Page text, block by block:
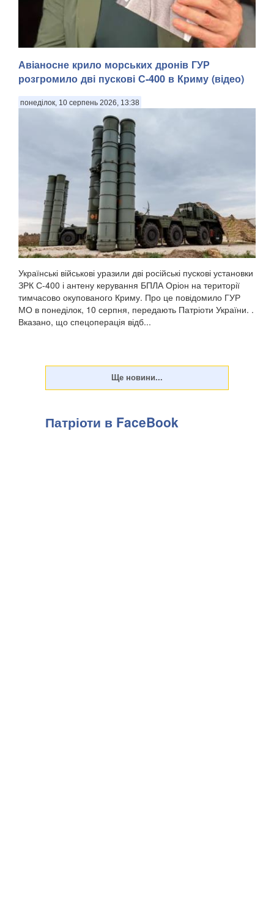
Колишній чемпіон світу у надважкій вазі Володимир Кличко
представив у Львові перші примірники україномовного
видання книги «FACE the Challenge», яку він створив у
співавторстві з Тетяною Кіль, зазначають Патріоти України.
. «Я дуже радий, що «FACE the...
Авіаносне крило морських дронів ГУР
розгромило дві пускові С-400 в Криму (відео)
понеділок, 10 серпень 2026, 13:38
Українські військові уразили дві російські пускові установки
ЗРК С-400 і антену керування БПЛА Оріон на території
тимчасово окупованого Криму. Про це повідомило ГУР
МО в понеділок, 10 серпня, передають Патріоти України. .
Вказано, що спецоперація відб...
Патріоти в FaceBook